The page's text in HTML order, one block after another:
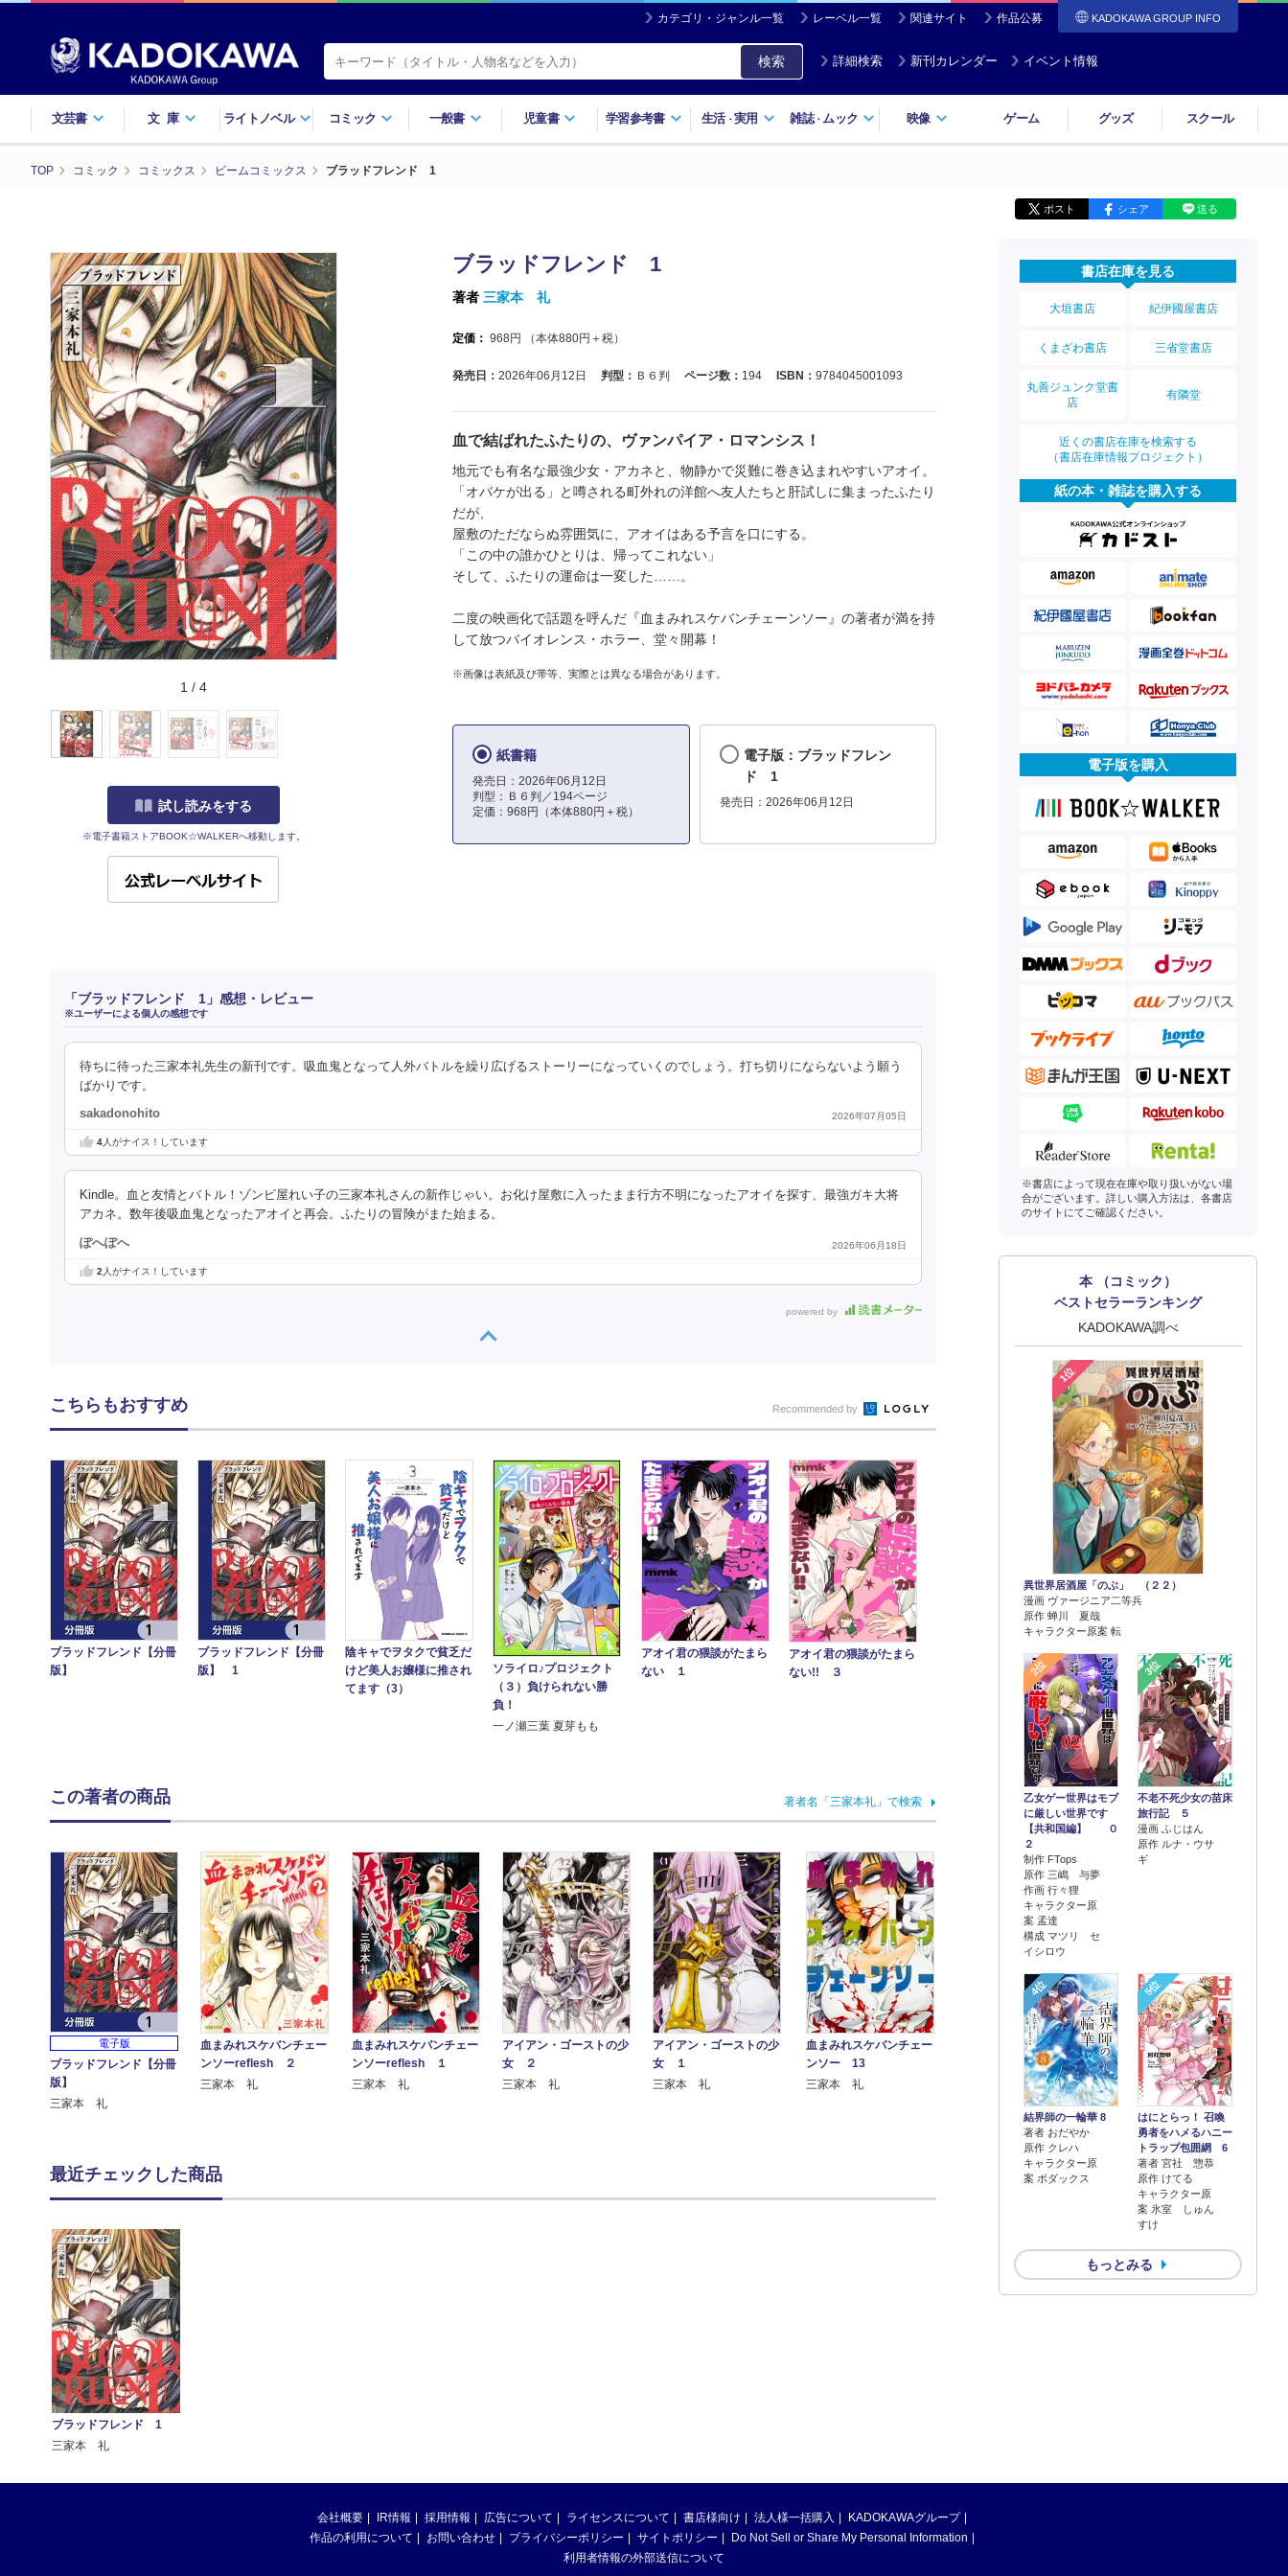
カテゴリ・ジャンル一覧 レーベル一覧 関連サイト 作品公募 KADOKAWA GROUP INFO
検索 詳細検索 新刊カレンダー イベント情報
文芸書 文庫 ライトノベル コミック 一般書 児童書 学習参考書 生活・実用 雑誌・ ムック 映像 ゲーム グッズ スクール
TOP コミック コミックス ビームコミックス ブラッドフレンド 1
ポスト シェア 送る
1 / 4
試し読みをする
※電子書籍ストアBOOK☆WALKERへ移動します。
ブラッドフレンド 1
著者 三家本 礼
定価： 968円 （本体880円＋税）
発売日： 2026年06月12日 判型： Ｂ６判 ページ数： 194 ISBN： 9784045001093
血で結ばれたふたりの、ヴァンパイア・ロマンシス！
地元でも有名な最強少女・アカネと、物静かで災難に巻き込まれやすいアオイ。
「オバケが出る」と噂される町外れの洋館へ友人たちと肝試しに集まったふたり
だが、
屋敷のただならぬ雰囲気に、アオイはある予言を口にする。
「この中の誰かひとりは、帰ってこれない」
そして、ふたりの運命は一変した……。
二度の映画化で話題を呼んだ『血まみれスケバンチェーンソー』の著者が満を持
して放つバイオレンス・ホラー、堂々開幕！
※画像は表紙及び帯等、実際とは異なる場合があります。
紙書籍
発売日：2026年06月12日
判型：Ｂ６判／194ページ
定価：968円（本体880円＋税）
電子版：ブラッドフレン
ド 1
発売日：2026年06月12日
「ブラッドフレンド 1」感想・レビュー
※ユーザーによる個人の感想です
待ちに待った三家本礼先生の新刊です。吸血鬼となって人外バトルを繰り広げるストーリーになっていくのでしょう。打ち切りにならないよう願う
ばかりです。
sakadonohito 2026年07月05日
4人がナイス！しています
Kindle。血と友情とバトル！ゾンビ屋れい子の三家本礼さんの新作じゃい。お化け屋敷に入ったまま行方不明になったアオイを探す、最強ガキ大将
アカネ。数年後吸血鬼となったアオイと再会。ふたりの冒険がまた始まる。
ぽへぽへ 2026年06月18日
2 人がナイス！しています
powered by
書店在庫を見る
大垣書店 紀伊國屋書店
くまざわ書店 三省堂書店
丸善ジュンク堂書
店
有隣堂
近くの書店在庫を検索する
（書店在庫情報プロジェクト）
紙の本・雑誌を購入する
電子版を購入
※書店によって現在在庫や取り扱いがない場
合がございます。詳しい購入方法は、各書店
のサイトにてご確認ください。
本 （コミック）
ベストセラーランキング
KADOKAWA調べ
1位
異世界居酒屋「のぶ」 （２２）
漫画 ヴァージニア二等兵
原作 蝉川 夏哉
キャラクター原案 転
2位
乙女ゲー世界はモブ
に厳しい世界です
【共和国編】 ０
２
制作 FTops
原作 三嶋 与夢
作画 行々狸
キャラクター原
案 孟達
構成 マツリ セ
イシロウ
3位
不老不死少女の苗床
旅行記 ５
漫画 ふじはん
原作 ルナ・ウサ
ギ
4位
結界師の一輪華 8
著者 おだやか
原作 クレハ
キャラクター原
案 ボダックス
5位
はにとらっ！ 召喚
勇者をハメるハニー
トラップ包囲網 6
著者 宮社 惣恭
原作 けてる
キャラクター原
案 氷室 しゅん
すけ
もっとみる
こちらもおすすめ Recommended by
ブラッドフレンド【分冊
版】
ブラッドフレンド【分冊
版】 1
陰キャでヲタクで貧乏だ
けど美人お嬢様に推され
てます（3）
ソライロ♪プロジェクト
（３）負けられない勝
負！
一ノ瀬三葉 夏芽もも
アオイ君の猥談がたまら
ない １
アオイ君の猥談がたまら
ない!! ３
この著者の商品 著者名「三家本礼」で検索
電子版
ブラッドフレンド【分冊
版】
三家本 礼
血まみれスケバンチェー
ンソーreflesh ２
三家本 礼
血まみれスケバンチェー
ンソーreflesh １
三家本 礼
アイアン・ゴーストの少
女 ２
三家本 礼
アイアン・ゴーストの少
女 １
三家本 礼
血まみれスケバンチェー
ンソー 13
三家本 礼
最近チェックした商品
ブラッドフレンド 1
三家本 礼
会社概要 IR情報 採用情報 広告について ライセンスについて 書店様向け 法人様一括購入
KADOKAWAグループ
作品の利用について
お問い合わせ プライバシーポリシー サイトポリシー
Do Not Sell or Share My Personal Information
利用者情報の外部送信について